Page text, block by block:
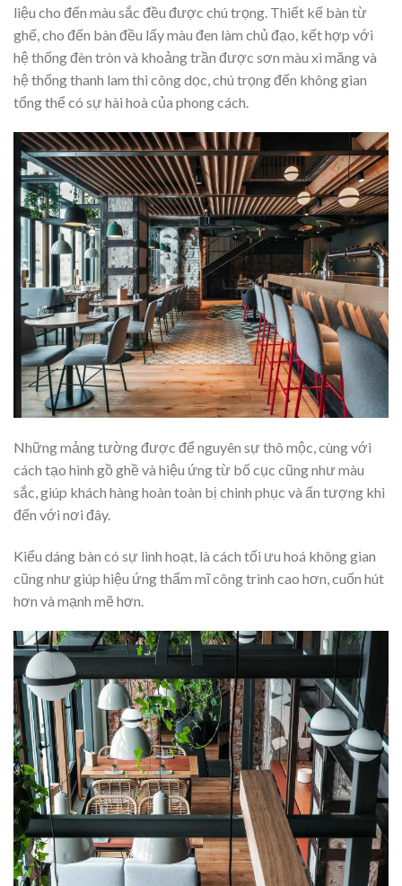
liệu cho đến màu sắc đều được chú trọng. Thiết kế bàn từ
ghế, cho đến bàn đều lấy màu đen làm chủ đạo, kết hợp với
hệ thống đèn tròn và khoảng trần được sơn màu xi măng và
hệ thống thanh lam thi công dọc, chú trọng đến không gian
tổng thể có sự hài hoà của phong cách.
Những mảng tường được để nguyên sự thô mộc, cùng với
cách tạo hình gồ ghề và hiệu ứng từ bố cục cũng như màu
sắc, giúp khách hàng hoàn toàn bị chinh phục và ấn tượng khi
đến với nơi đây.
Kiểu dáng bàn có sự linh hoạt, là cách tối ưu hoá không gian
cũng như giúp hiệu ứng thẩm mĩ công trình cao hơn, cuốn hút
hơn và mạnh mẽ hơn.